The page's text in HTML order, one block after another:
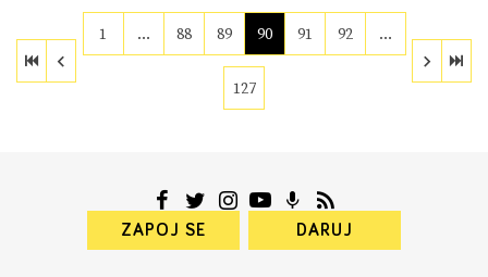
1 … 88 89 90 91 92 …
127
ZAPOJ SE DARUJ